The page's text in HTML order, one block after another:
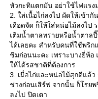
หัวกะทิแตกมัน อย่าใช้ไฟแรง
2. ใส่เนื้อไก่ลงไป ผัดให้เข้า
เดือดจัด ก็ให้ใส่หน่อไม้ลงไป
เติมน้ำตาลทรายหรือน้ำตาล
ได้เลยคะ สำหรับคนที่ใช้พริก
ชิมก่อนนะคะ เพราะบางยี่ห้อ
ห้ได้รสชาติที่ต้องการ
3. เมื่อไก่และหน่อไม้สุกดีแล้ว
ช่วงก่อนเสิร์ฟ จากนั้น ก็โรย
ลงไป ปิดเตา